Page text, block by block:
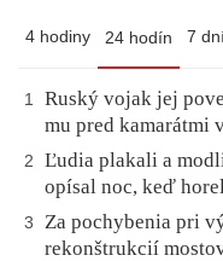
4 hodiny 24 hodín 7
1
Ruský vojak jej
mu pred kamarátmi
2
Ľudia plakali a
opísal noc, keď
3
Za pochybenia pri
rekonštrukcií